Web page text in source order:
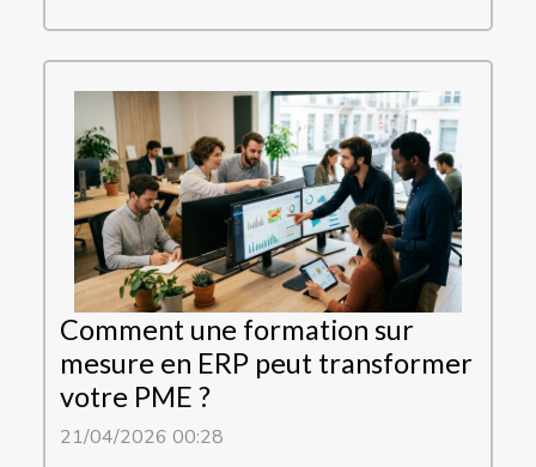
Comment une formation sur
mesure en ERP peut transformer
votre PME ?
21/04/2026 00:28